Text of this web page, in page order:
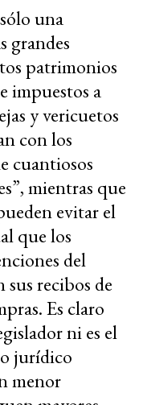
una
grandes
patrimonios
impuestos a
y vericuetos
con los
cuantiosos
mientras que
evitar el
que los
del
sus recibos de
Es claro
ni es el
jurídico
menor